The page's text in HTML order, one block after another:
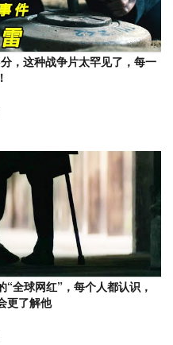
分，这种战争片太罕见了，每一
“全球网红”，每个人都认识，
更了解他